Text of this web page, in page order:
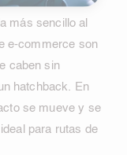
más sencillo al
e-commerce son
caben sin
hatchback. En
se mueve y se
para rutas de